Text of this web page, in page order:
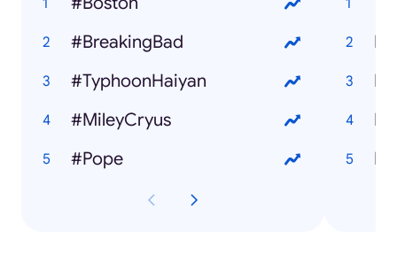
#BreakingBad
#TyphoonHaiyan
#MileyCryus
#Pope